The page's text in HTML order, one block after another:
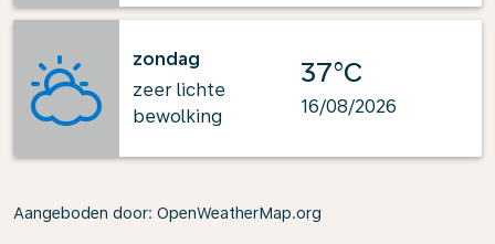
zondag
zeer lichte
bewolking
37°C
16/08/2026
Aangeboden door: OpenWeatherMap.org